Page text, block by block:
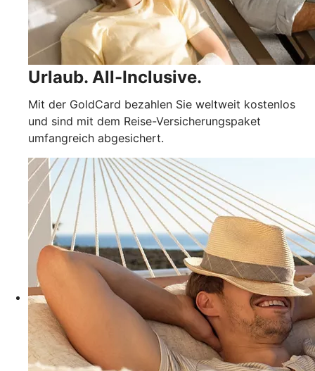
Urlaub. All-Inclusive.
Mit der GoldCard bezahlen Sie weltweit kostenlos
und sind mit dem Reise-Versicherungspaket
umfangreich abgesichert.